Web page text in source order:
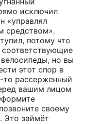
исключил
«управлял
средством».
потому что
но вы
этот спор в
то рассерженный
вашим лицом
своему
Это займёт